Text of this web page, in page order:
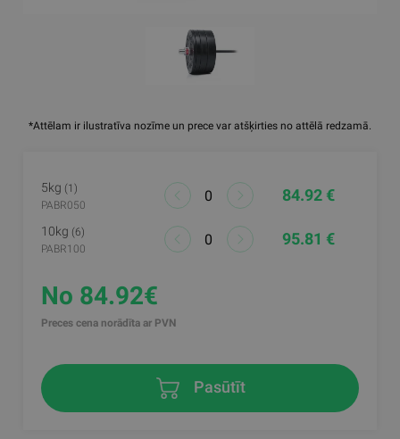
*Attēlam ir ilustratīva nozīme un prece var atšķirties no attēlā redzamā.
5kg (1)
PABR050
84.92 €
10kg (6)
PABR100
95.81 €
No 84.92€
Preces cena norādīta ar PVN
Pasūtīt